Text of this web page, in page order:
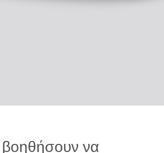
βοηθήσουν να